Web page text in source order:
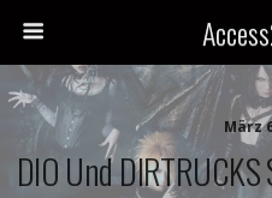
März
DIO Und